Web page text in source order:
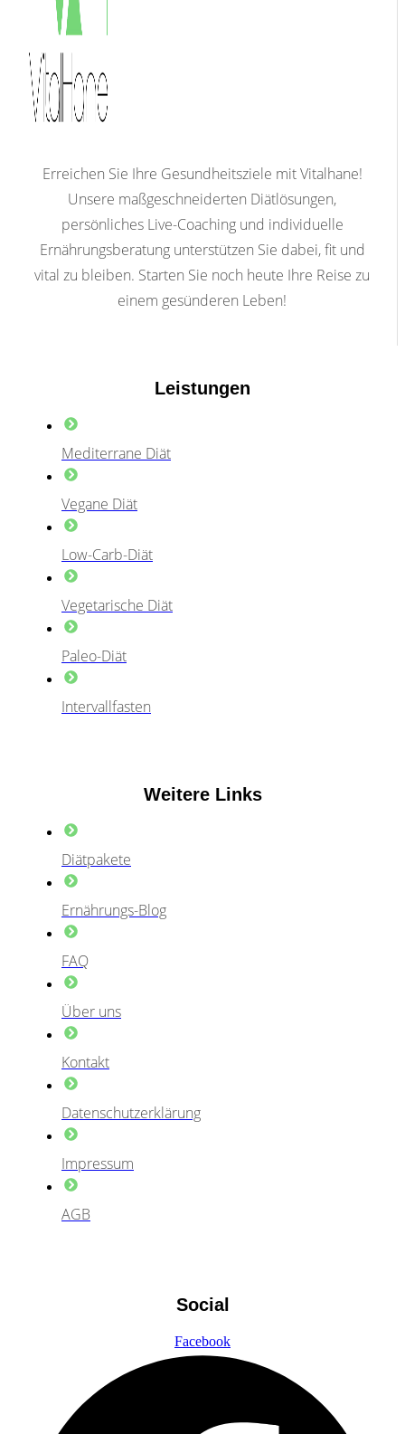
Erreichen Sie Ihre Gesundheitsziele mit Vitalhane!
Unsere maßgeschneiderten Diätlösungen,
persönliches Live-Coaching und individuelle
Ernährungsberatung unterstützen Sie dabei, fit und
vital zu bleiben. Starten Sie noch heute Ihre Reise zu
einem gesünderen Leben!
Leistungen
Mediterrane Diät
Vegane Diät
Low-Carb-Diät
Vegetarische Diät
Paleo-Diät
Intervallfasten
Weitere Links
Diätpakete
Ernährungs-Blog
FAQ
Über uns
Kontakt
Datenschutzerklärung
Impressum
AGB
Social
Facebook